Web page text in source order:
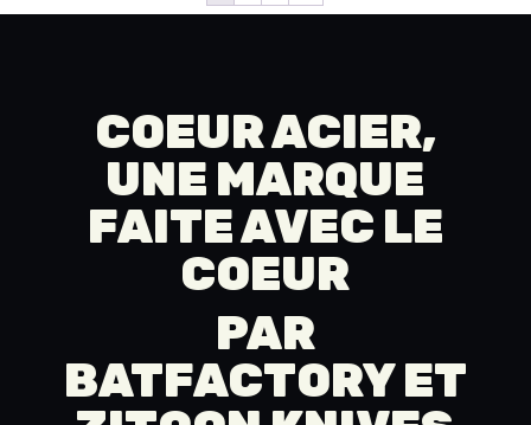
COEUR ACIER,
UNE MARQUE
FAITE AVEC LE
COEUR
PAR
BATFACTORYET